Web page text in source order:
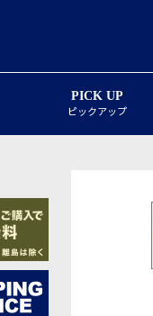
PICK UP
ピックアップ